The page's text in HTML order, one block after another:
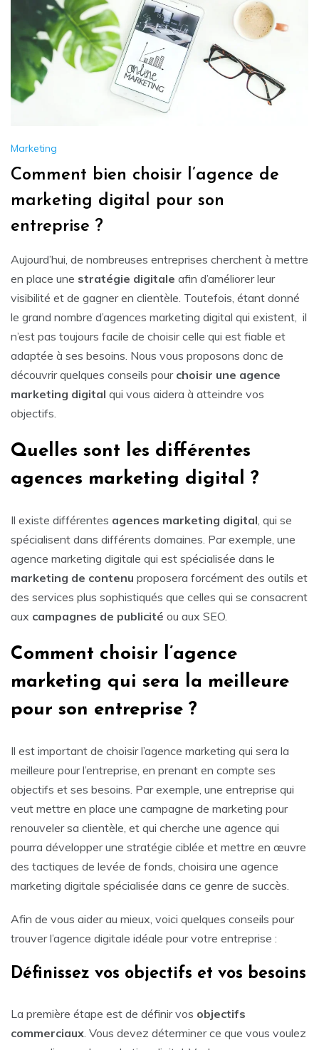
Marketing
Comment bien choisir l’agence de
marketing digital pour son
entreprise ?
Aujourd’hui, de nombreuses entreprises cherchent à mettre
en place une stratégie digitale afin d’améliorer leur
visibilité et de gagner en clientèle. Toutefois, étant donné
le grand nombre d’agences marketing digital qui existent, il
n’est pas toujours facile de choisir celle qui est fiable et
adaptée à ses besoins. Nous vous proposons donc de
découvrir quelques conseils pour choisir une agence
marketing digital qui vous aidera à atteindre vos
objectifs.
Quelles sont les différentes
agences marketing digital ?
Il existe différentes agences marketing digital, qui se
spécialisent dans différents domaines. Par exemple, une
agence marketing digitale qui est spécialisée dans le
marketing de contenu proposera forcément des outils et
des services plus sophistiqués que celles qui se consacrent
aux campagnes de publicité ou aux SEO.
Comment choisir l’agence
marketing qui sera la meilleure
pour son entreprise ?
Il est important de choisir l’agence marketing qui sera la
meilleure pour l’entreprise, en prenant en compte ses
objectifs et ses besoins. Par exemple, une entreprise qui
veut mettre en place une campagne de marketing pour
renouveler sa clientèle, et qui cherche une agence qui
pourra développer une stratégie ciblée et mettre en œuvre
des tactiques de levée de fonds, choisira une agence
marketing digitale spécialisée dans ce genre de succès.
Afin de vous aider au mieux, voici quelques conseils pour
trouver l’agence digitale idéale pour votre entreprise :
Définissez vos objectifs et vos besoins
La première étape est de définir vos objectifs
commerciaux. Vous devez déterminer ce que vous voulez